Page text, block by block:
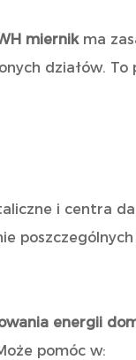
miernik ma
działów. To
i centra
energii
pomóc w: